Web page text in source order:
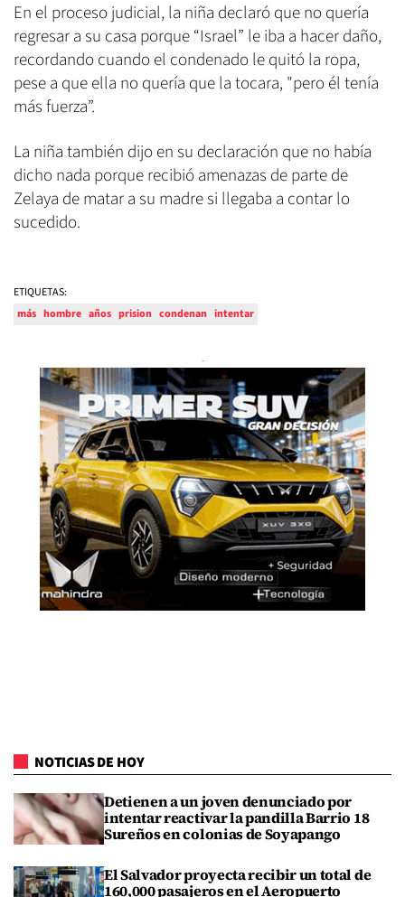
En el proceso judicial, la niña declaró que no quería
regresar a su casa porque “Israel” le iba a hacer daño,
recordando cuando el condenado le quitó la ropa,
pese a que ella no quería que la tocara, "pero él tenía
más fuerza”.
La niña también dijo en su declaración que no había
dicho nada porque recibió amenazas de parte de
Zelaya de matar a su madre si llegaba a contar lo
sucedido.
ETIQUETAS:
más hombre años prision condenan intentar
NOTICIAS DE HOY
Detienen a un joven denunciado por
intentar reactivar la pandilla Barrio 18
Sureños en colonias de Soyapango
El Salvador proyecta recibir un total de
160,000 pasajeros en el Aeropuerto